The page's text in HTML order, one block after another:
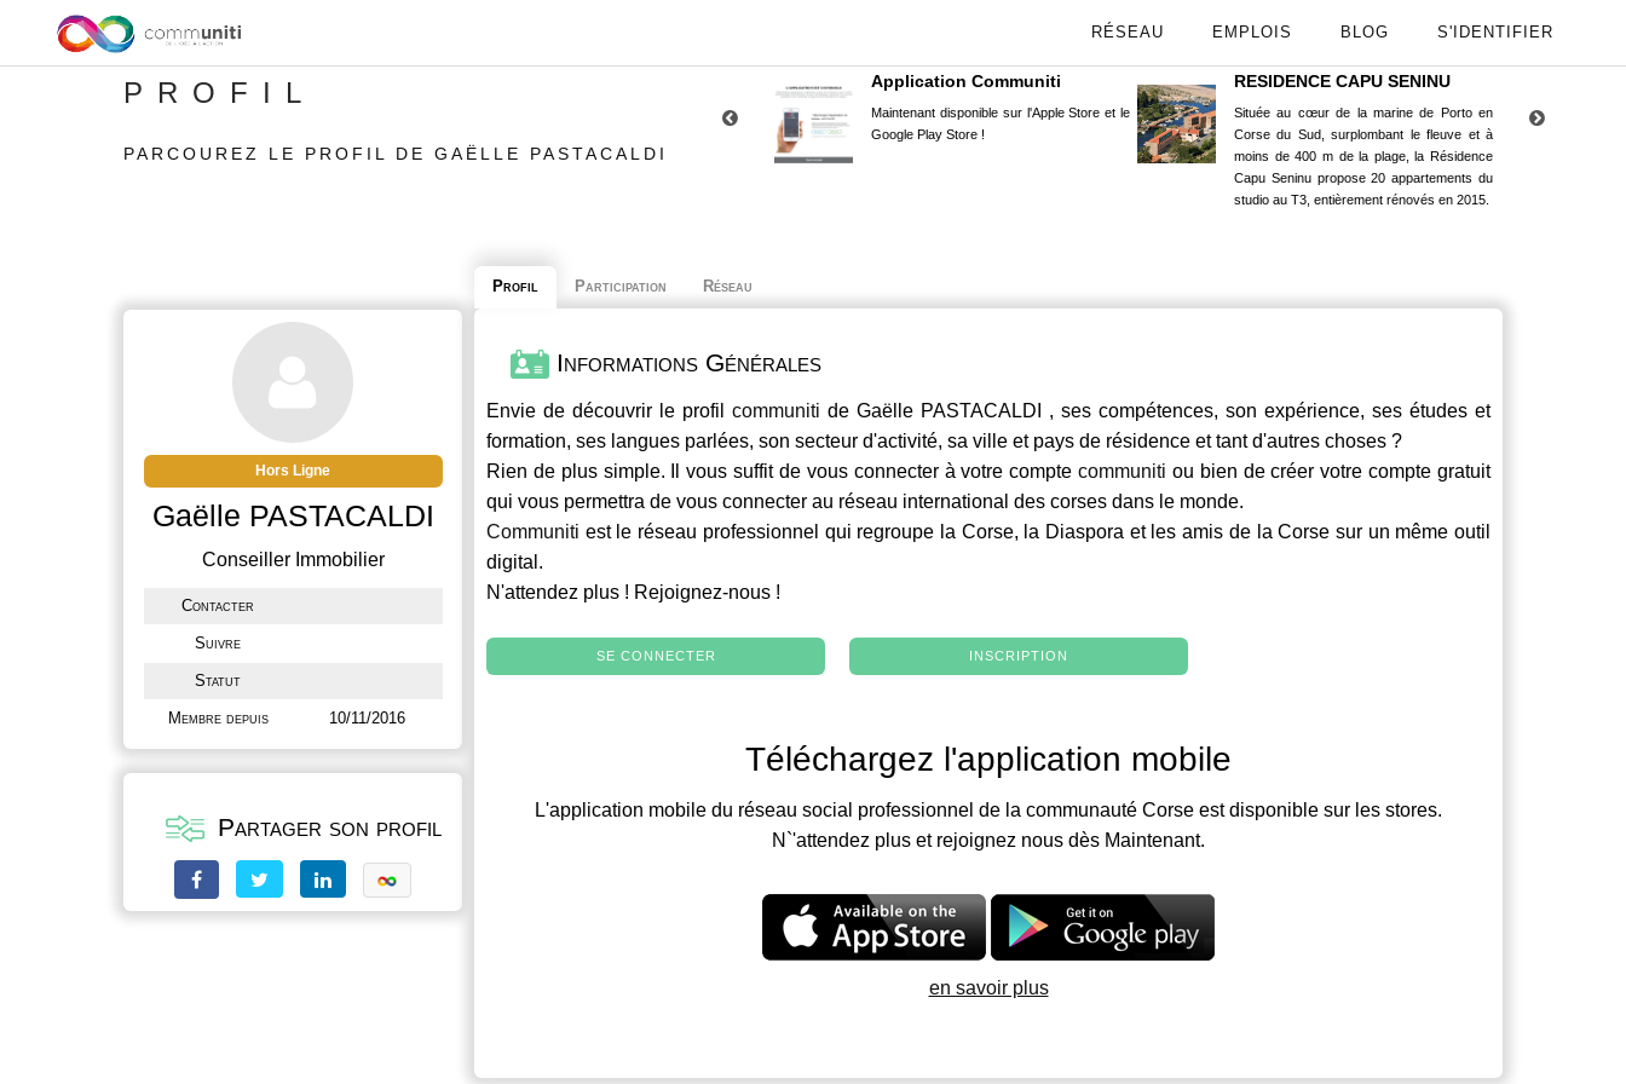
RÉSEAU EMPLOIS BLOG S'IDENTIFIER
PROFIL
PARCOUREZ LE PROFIL DE GAËLLE PASTACALDI
Application Communiti
Maintenant disponible sur l'Apple Store et le
Google Play Store !
RESIDENCE CAPU SENINU
Située au cœur de la marine de Porto en
Corse du Sud, surplombant le fleuve et à
moins de 400 m de la plage, la Résidence
Capu Seninu propose 20 appartements du
studio au T3, entièrement rénovés en 2015.
Hors Ligne
Gaëlle PASTACALDI
Conseiller Immobilier
Contacter
Suivre
Statut
Membre depuis 10/11/2016
Partager son profil
Profil Participation Réseau
Informations Générales
Envie de découvrir le profil communiti de Gaëlle PASTACALDI , ses compétences, son expérience, ses études et
formation, ses langues parlées, son secteur d'activité, sa ville et pays de résidence et tant d'autres choses ?
Rien de plus simple. Il vous suffit de vous connecter à votre comptecommuniti ou bien de créer votre compte gratuit
qui vous permettra de vous connecter au réseau international des corses dans le monde.
Communiti est le réseau professionnel qui regroupe la Corse, la Diaspora et les amis de la Corse sur un même outil
digital.
N'attendez plus ! Rejoignez-nous !
SE CONNECTER INSCRIPTION
Téléchargez l'application mobile
L'application mobile du réseau social professionnel de la communauté Corse est disponible sur les stores.
N`'attendez plus et rejoignez nous dès Maintenant.
en savoir plus